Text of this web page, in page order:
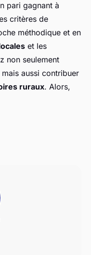
pari gagnant à
critères de
méthodique et en
et les
non seulement
mais aussi contribuer
ruraux. Alors,